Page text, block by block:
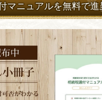
マニュアルを無料で進